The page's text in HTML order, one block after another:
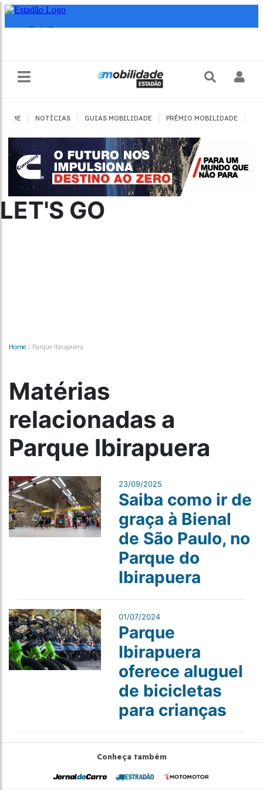
HOME NOTÍCIAS GUIAS MOBILIDADE PRÊMIO MOBILIDADE
LET'S GO
Home / Parque Ibirapuera
Matérias
relacionadas a
Parque Ibirapuera
23/09/2025
Saiba como ir de
graça à Bienal
de São Paulo, no
Parque do
Ibirapuera
01/07/2024
Parque
Ibirapuera
oferece aluguel
de bicicletas
para crianças
Conheça também